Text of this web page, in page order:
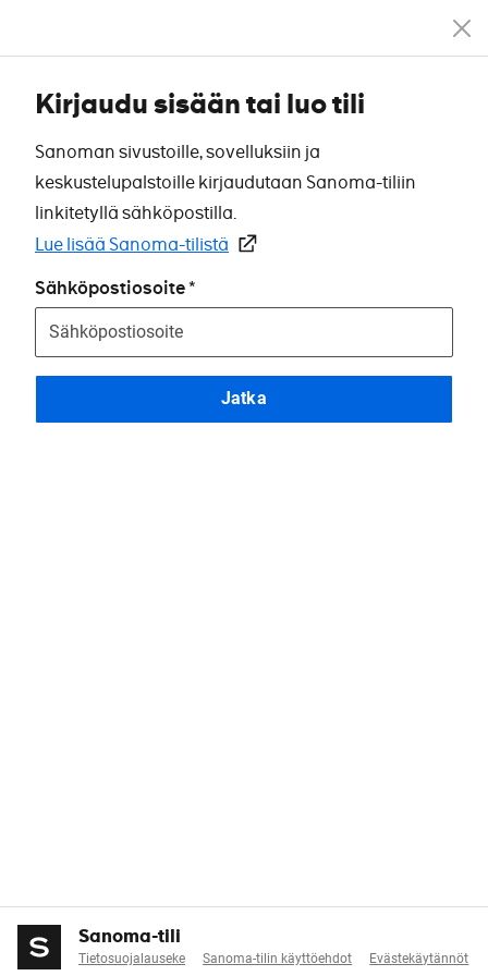
Kirjaudu sisään tai luo tili
Sanoman sivustoille, sovelluksiin ja
keskustelupalstoille kirjaudutaan Sanoma-tiliin
linkitetyllä sähköpostilla.
Lue lisää Sanoma-tilistä
Sähköpostiosoite
Jatka
Sanoma-tili
Tietosuojalauseke Sanoma-tilin käyttöehdot Evästekäytännöt